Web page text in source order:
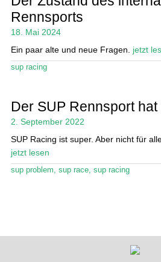
Rennsports
18. Mai 2024
Ein paar alte und neue Fragen. jetzt
sup racing
Der SUP Rennsport
2. September 2022
SUP Racing ist super. Aber nicht für
jetzt lesen
sup problem, sup race, sup racing